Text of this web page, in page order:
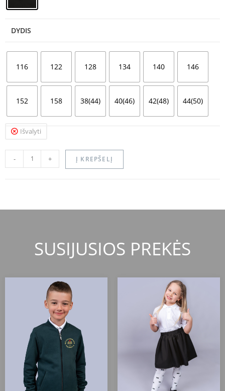
DYDIS
116 122 128 134 140 146
152 158 38(44) 40(46) 42(48) 44(50)
Išvalyti
- + Į KREPŠELĮ
SUSIJUSIOS PREKĖS